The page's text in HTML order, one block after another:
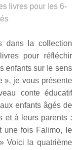
livres pour les 6-
dans la collection
pour réfléchir
enfants sur le sens
», je vous présente
conte éducatif
enfants âgés de
et à leurs parents :
une fois Falimo, le
Voici la quatrième